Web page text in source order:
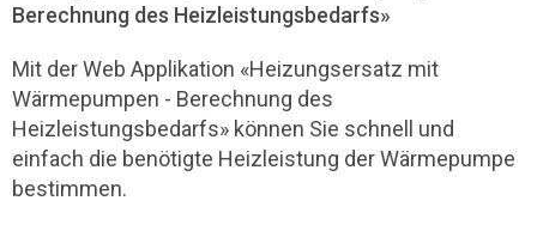
Berechnung des Heizleistungsbedarfs»
Mit der Web Applikation «Heizungsersatz mit
Wärmepumpen - Berechnung des
Heizleistungsbedarfs» können Sie schnell und
einfach die benötigte Heizleistung der Wärmepumpe
bestimmen.